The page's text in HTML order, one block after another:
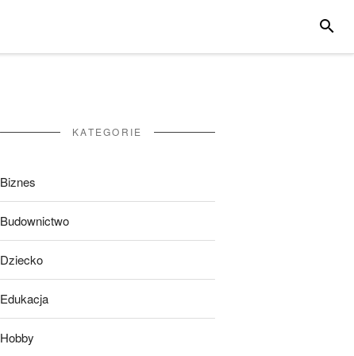
KATEGORIE
Biznes
Budownictwo
Dziecko
Edukacja
Hobby